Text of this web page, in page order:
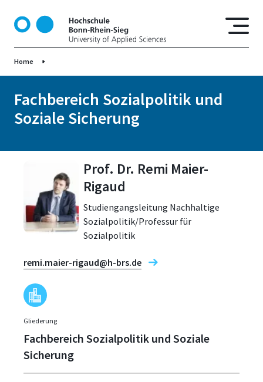
t
n
Home
Fachbereich Sozialpolitik und
Soziale Sicherung
Prof. Dr. Remi Maier-
Rigaud
Studiengangsleitung Nachhaltige
Sozialpolitik/Professur für
Sozialpolitik
remi.maier-rigaud@h-brs.de
Gliederung
Fachbereich Sozialpolitik und Soziale
Sicherung